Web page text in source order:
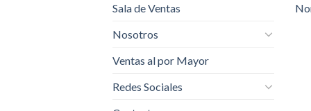
Sala de Ventas
Nosotros
Ventas al por Mayor
Redes Sociales